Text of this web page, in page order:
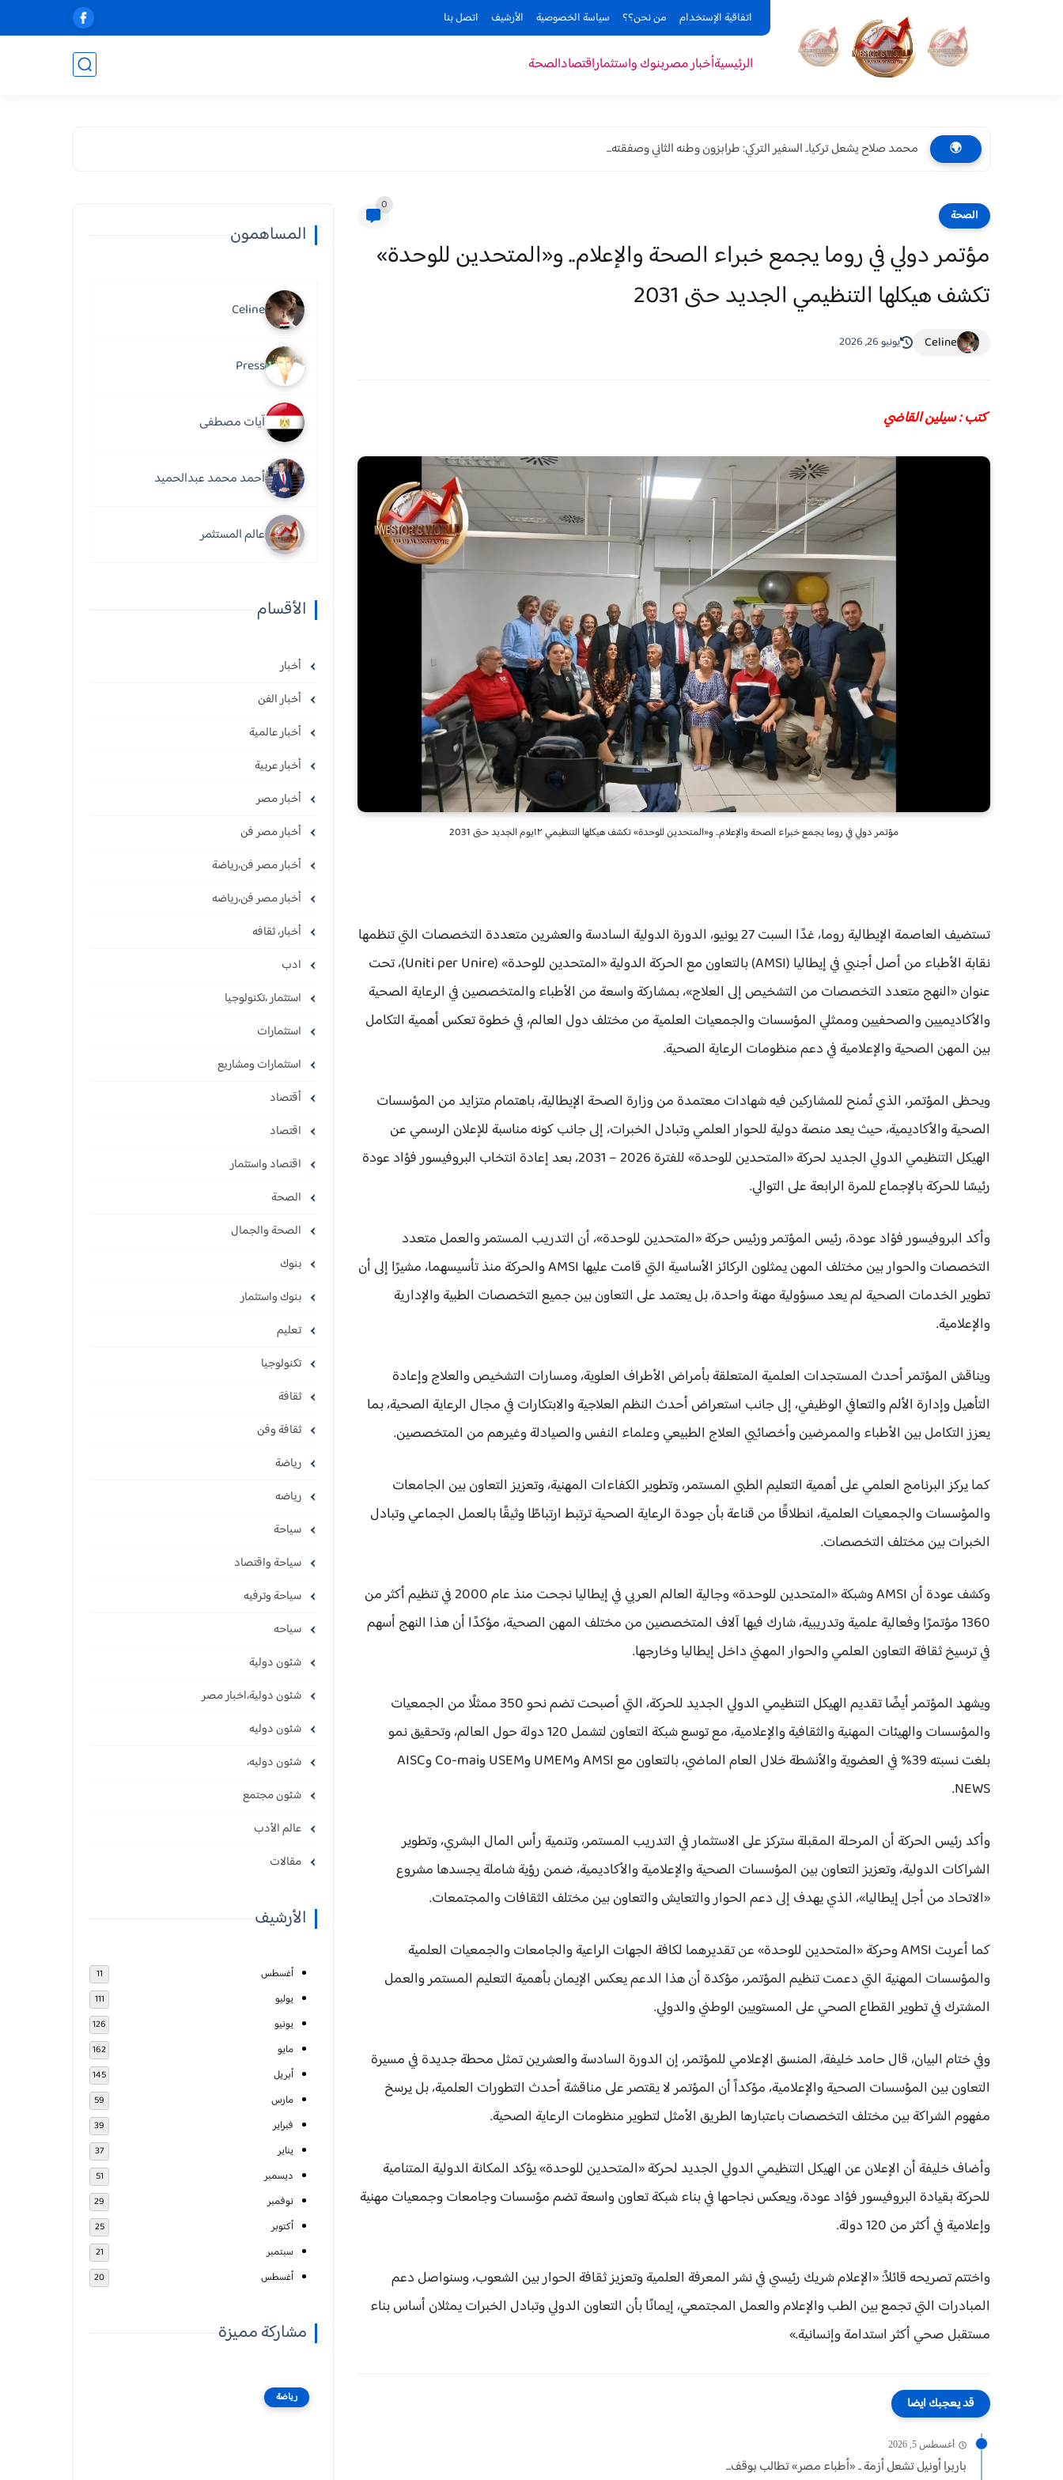
اتفاقية الإستخدام من نحن؟؟ سياسة الخصوصية الأرشيف اتصل بنا
الرئيسيةأخبار مصربنوك واستثماراقتصادالصحة
🌍 محمد صلاح يشعل تركيا.. السفير التركي: طرابزون وطنه الثاني وصفقته...
الصحة
0
مؤتمر دولي في روما يجمع خبراء الصحة والإعلام.. و«المتحدين للوحدة»
تكشف هيكلها التنظيمي الجديد حتى 2031
Celine يونيو 26, 2026
كتب : سيلين القاضي
مؤتمر دولي في روما يجمع خبراء الصحة والإعلام.. و«المتحدين للوحدة» تكشف هيكلها التنظيمي ١٢يوم الجديد حتى 2031
تستضيف العاصمة الإيطالية روما، غدًا السبت 27 يونيو، الدورة الدولية السادسة والعشرين متعددة التخصصات التي تنظمها
نقابة الأطباء من أصل أجنبي في إيطاليا (AMSI) بالتعاون مع الحركة الدولية «المتحدين للوحدة» (Uniti per Unire)، تحت
عنوان «النهج متعدد التخصصات من التشخيص إلى العلاج»، بمشاركة واسعة من الأطباء والمتخصصين في الرعاية الصحية
والأكاديميين والصحفيين وممثلي المؤسسات والجمعيات العلمية من مختلف دول العالم، في خطوة تعكس أهمية التكامل
بين المهن الصحية والإعلامية في دعم منظومات الرعاية الصحية.
ويحظى المؤتمر، الذي تُمنح للمشاركين فيه شهادات معتمدة من وزارة الصحة الإيطالية، باهتمام متزايد من المؤسسات
الصحية والأكاديمية، حيث يعد منصة دولية للحوار العلمي وتبادل الخبرات، إلى جانب كونه مناسبة للإعلان الرسمي عن
الهيكل التنظيمي الدولي الجديد لحركة «المتحدين للوحدة» للفترة 2026 – 2031، بعد إعادة انتخاب البروفيسور فؤاد عودة
رئيسًا للحركة بالإجماع للمرة الرابعة على التوالي.
وأكد البروفيسور فؤاد عودة، رئيس المؤتمر ورئيس حركة «المتحدين للوحدة»، أن التدريب المستمر والعمل متعدد
التخصصات والحوار بين مختلف المهن يمثلون الركائز الأساسية التي قامت عليها AMSI والحركة منذ تأسيسهما، مشيرًا إلى أن
تطوير الخدمات الصحية لم يعد مسؤولية مهنة واحدة، بل يعتمد على التعاون بين جميع التخصصات الطبية والإدارية
والإعلامية.
ويناقش المؤتمر أحدث المستجدات العلمية المتعلقة بأمراض الأطراف العلوية، ومسارات التشخيص والعلاج وإعادة
التأهيل وإدارة الألم والتعافي الوظيفي، إلى جانب استعراض أحدث النظم العلاجية والابتكارات في مجال الرعاية الصحية، بما
يعزز التكامل بين الأطباء والممرضين وأخصائيي العلاج الطبيعي وعلماء النفس والصيادلة وغيرهم من المتخصصين.
كما يركز البرنامج العلمي على أهمية التعليم الطبي المستمر، وتطوير الكفاءات المهنية، وتعزيز التعاون بين الجامعات
والمؤسسات والجمعيات العلمية، انطلاقًا من قناعة بأن جودة الرعاية الصحية ترتبط ارتباطًا وثيقًا بالعمل الجماعي وتبادل
الخبرات بين مختلف التخصصات.
وكشف عودة أن AMSI وشبكة «المتحدين للوحدة» وجالية العالم العربي في إيطاليا نجحت منذ عام 2000 في تنظيم أكثر من
1360 مؤتمرًا وفعالية علمية وتدريبية، شارك فيها آلاف المتخصصين من مختلف المهن الصحية، مؤكدًا أن هذا النهج أسهم
في ترسيخ ثقافة التعاون العلمي والحوار المهني داخل إيطاليا وخارجها.
ويشهد المؤتمر أيضًا تقديم الهيكل التنظيمي الدولي الجديد للحركة، التي أصبحت تضم نحو 350 ممثلًا من الجمعيات
والمؤسسات والهيئات المهنية والثقافية والإعلامية، مع توسع شبكة التعاون لتشمل 120 دولة حول العالم، وتحقيق نمو
بلغت نسبته 39% في العضوية والأنشطة خلال العام الماضي، بالتعاون مع AMSI وUMEM وUSEM وCo-mai وAISC
NEWS.
وأكد رئيس الحركة أن المرحلة المقبلة ستركز على الاستثمار في التدريب المستمر، وتنمية رأس المال البشري، وتطوير
الشراكات الدولية، وتعزيز التعاون بين المؤسسات الصحية والإعلامية والأكاديمية، ضمن رؤية شاملة يجسدها مشروع
«الاتحاد من أجل إيطاليا»، الذي يهدف إلى دعم الحوار والتعايش والتعاون بين مختلف الثقافات والمجتمعات.
كما أعربت AMSI وحركة «المتحدين للوحدة» عن تقديرهما لكافة الجهات الراعية والجامعات والجمعيات العلمية
والمؤسسات المهنية التي دعمت تنظيم المؤتمر، مؤكدة أن هذا الدعم يعكس الإيمان بأهمية التعليم المستمر والعمل
المشترك في تطوير القطاع الصحي على المستويين الوطني والدولي.
وفي ختام البيان، قال حامد خليفة، المنسق الإعلامي للمؤتمر، إن الدورة السادسة والعشرين تمثل محطة جديدة في مسيرة
التعاون بين المؤسسات الصحية والإعلامية، مؤكداً أن المؤتمر لا يقتصر على مناقشة أحدث التطورات العلمية، بل يرسخ
مفهوم الشراكة بين مختلف التخصصات باعتبارها الطريق الأمثل لتطوير منظومات الرعاية الصحية.
وأضاف خليفة أن الإعلان عن الهيكل التنظيمي الدولي الجديد لحركة «المتحدين للوحدة» يؤكد المكانة الدولية المتنامية
للحركة بقيادة البروفيسور فؤاد عودة، ويعكس نجاحها في بناء شبكة تعاون واسعة تضم مؤسسات وجامعات وجمعيات مهنية
وإعلامية في أكثر من 120 دولة.
واختتم تصريحه قائلاً: «الإعلام شريك رئيسي في نشر المعرفة العلمية وتعزيز ثقافة الحوار بين الشعوب، وسنواصل دعم
المبادرات التي تجمع بين الطب والإعلام والعمل المجتمعي، إيمانًا بأن التعاون الدولي وتبادل الخبرات يمثلان أساس بناء
مستقبل صحي أكثر استدامة وإنسانية.»
قد يعجبك ايضا
أغسطس 5, 2026
باربرا أونيل تشعل أزمة .. «أطباء مصر» تطالب بوقف...
المساهمون
Celine
Press
آيات مصطفى
أحمد محمد عبدالحميد
عالم المستثمر
الأقسام
أخبار
أخبار الفن
أخبار عالمية
أخبار عربية
أخبار مصر
أخبار مصر فن
أخبار مصر فن،رياضة
أخبار مصر فن،رياضه
أخبار، ثقافه
ادب
استثمار ،تكنولوجيا
استثمارات
استثمارات ومشاريع
أقتصاد
اقتصاد
اقتصاد واستثمار
الصحة
الصحة والجمال
بنوك
بنوك واستثمار
تعليم
تكنولوجيا
ثقافة
ثقافة وفن
رياضة
رياضه
سياحة
سياحة واقتصاد
سياحة وترفيه
سياحه
شئون دولية
شئون دولية،اخبار مصر
شئون دوليه
شئون دوليه،
شئون مجتمع
عالم الأدب
مقالات
الأرشيف
أغسطس 11
يوليو 111
يونيو 126
مايو 162
أبريل 145
مارس 59
فبراير 39
يناير 37
ديسمبر 51
نوفمبر 29
أكتوبر 25
سبتمبر 21
أغسطس 20
مشاركة مميزة
رياضة